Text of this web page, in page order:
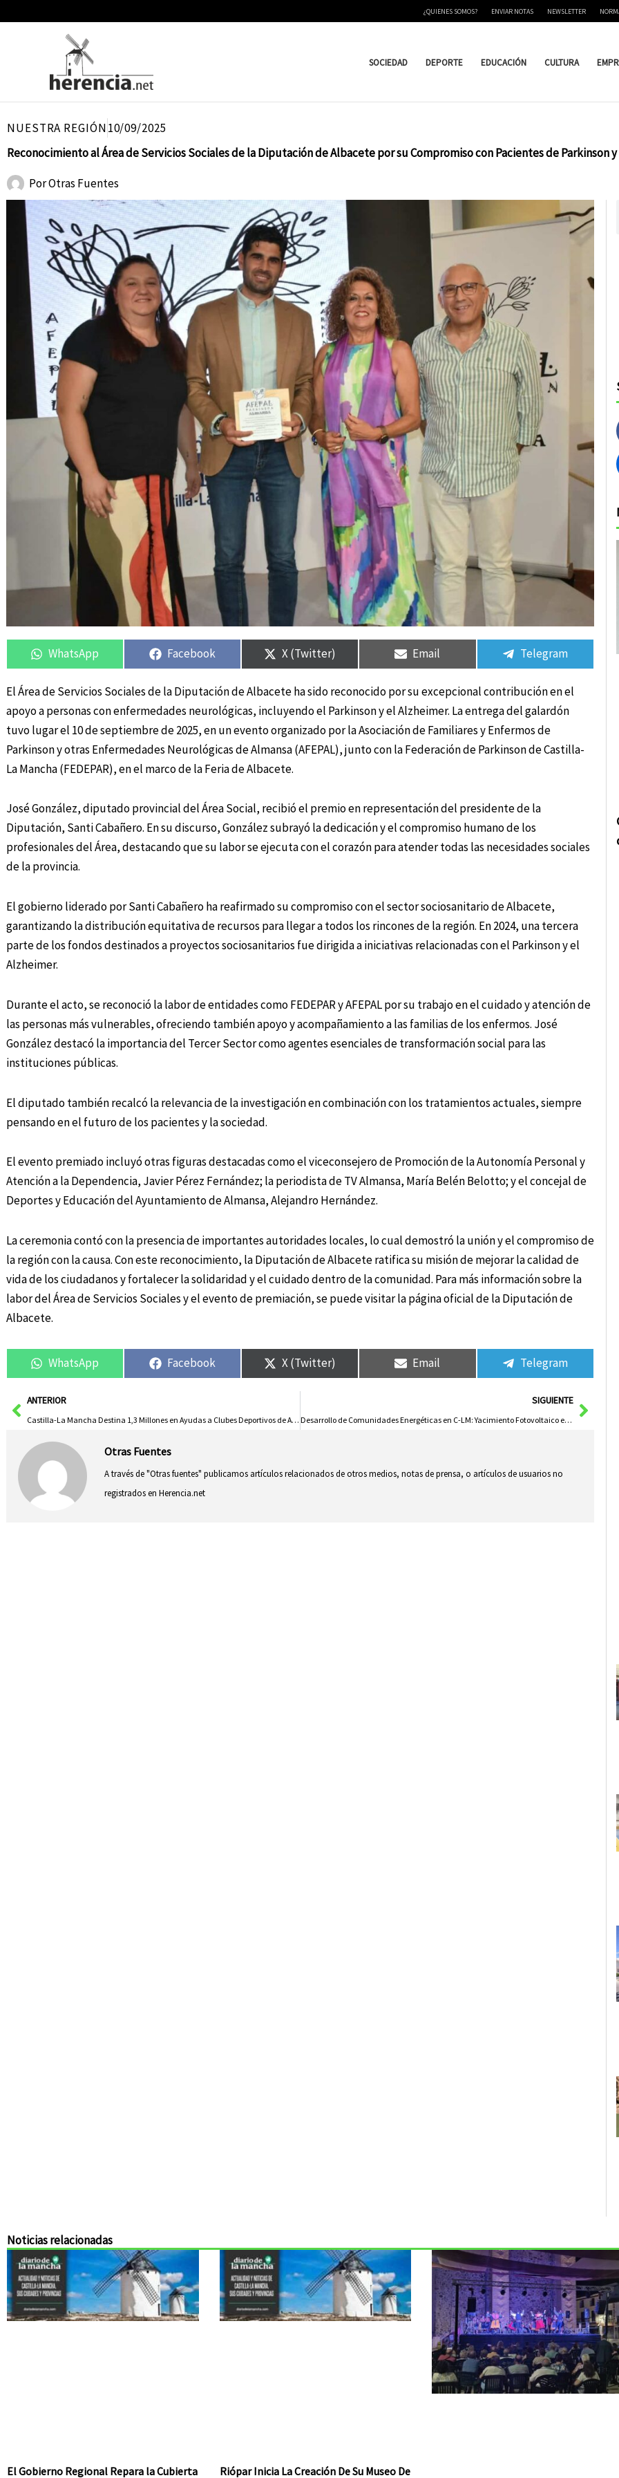
¿QUIENES SOMOS? ENVIAR NOTAS NEWSLETTER
SOCIEDAD DEPORTE EDUCACIÓN CULTURA
NUESTRA REGIÓN10/09/2025
Reconocimiento al Área de Servicios Sociales de la Diputación de Albacete por su Compromiso con Pacientes de Parkinson
PorOtras Fuentes
Compartir
en
WhatsApp
Compartir
en
Facebook
Compartir
en
X (Twitter)
Compartir
en
Email
Compartir
en
Telegram
El Área de Servicios Sociales de la Diputación de Albacete ha sido reconocido por su excepcional contribución en el
apoyo a personas con enfermedades neurológicas, incluyendo el Parkinson y el Alzheimer. La entrega del galardón
tuvo lugar el 10 de septiembre de 2025, en un evento organizado por la Asociación de Familiares y Enfermos de
Parkinson y otras Enfermedades Neurológicas de Almansa (AFEPAL), junto con la Federación de Parkinson de Castilla-
La Mancha (FEDEPAR), en el marco de la Feria de Albacete.
José González, diputado provincial del Área Social, recibió el premio en representación del presidente de la
Diputación, Santi Cabañero. En su discurso, González subrayó la dedicación y el compromiso humano de los
profesionales del Área, destacando que su labor se ejecuta con el corazón para atender todas las necesidades sociales
de la provincia.
El gobierno liderado por Santi Cabañero ha reafirmado su compromiso con el sector sociosanitario de Albacete,
garantizando la distribución equitativa de recursos para llegar a todos los rincones de la región. En 2024, una tercera
parte de los fondos destinados a proyectos sociosanitarios fue dirigida a iniciativas relacionadas con el Parkinson y el
Alzheimer.
Durante el acto, se reconoció la labor de entidades como FEDEPAR y AFEPAL por su trabajo en el cuidado y atención de
las personas más vulnerables, ofreciendo también apoyo y acompañamiento a las familias de los enfermos. José
González destacó la importancia del Tercer Sector como agentes esenciales de transformación social para las
instituciones públicas.
El diputado también recalcó la relevancia de la investigación en combinación con los tratamientos actuales, siempre
pensando en el futuro de los pacientes y la sociedad.
El evento premiado incluyó otras figuras destacadas como el viceconsejero de Promoción de la Autonomía Personal y
Atención a la Dependencia, Javier Pérez Fernández; la periodista de TV Almansa, María Belén Belotto; y el concejal de
Deportes y Educación del Ayuntamiento de Almansa, Alejandro Hernández.
La ceremonia contó con la presencia de importantes autoridades locales, lo cual demostró la unión y el compromiso de
la región con la causa. Con este reconocimiento, la Diputación de Albacete ratifica su misión de mejorar la calidad de
vida de los ciudadanos y fortalecer la solidaridad y el cuidado dentro de la comunidad. Para más información sobre la
labor del Área de Servicios Sociales y el evento de premiación, se puede visitar la página oficial de la Diputación de
Albacete.
Compartir
en
WhatsApp
Compartir
en
Facebook
Compartir
en
X (Twitter)
Compartir
en
Email
Compartir
en
Telegram
AntANTERIOR
Castilla-La Mancha Destina 1,3 Millones en Ayudas a Clubes Deportivos de Alto Nivel Próxima Semana
SIGUIENTE
Desarrollo de Comunidades Energéticas en C-LM: Yacimiento Fotovoltaico en el Encuentro UNEF Toledo
Otras Fuentes
A través de "Otras fuentes" publicamos artículos relacionados de otros medios, notas de prensa, o artículos de usuarios no
registrados en Herencia.net
Noticias relacionadas
El Gobierno Regional Repara la Cubierta Riópar Inicia La Creación De Su Museo De